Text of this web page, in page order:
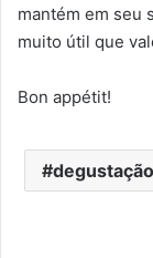
mantém em seu
muito útil que
Bon appétit!
degustação